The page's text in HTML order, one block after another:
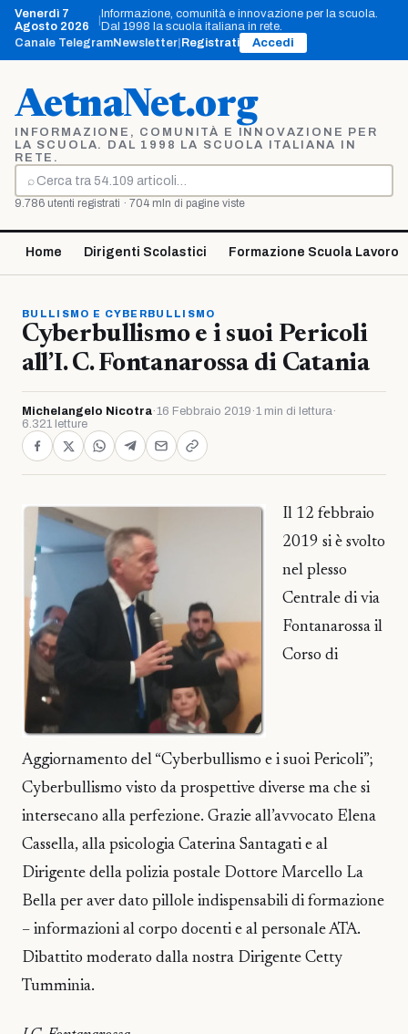
Vai
contenuto
Venerdì 7
Agosto 2026
Informazione, comunità e innovazione per la scuola.
Dal 1998 la scuola italiana in rete.
Canale TelegramNewsletter Registrati Accedi
AetnaNet.org
INFORMAZIONE, COMUNITÀ E INNOVAZIONE PER
LA SCUOLA. DAL 1998 LA SCUOLA ITALIANA IN
RETE.
⌕
Cerca
9.786 utenti registrati · 704 mln di pagine viste
Home Dirigenti Scolastici Formazione Scuola Lavoro
BULLISMO E CYBERBULLISMO
Cyberbullismo e i suoi Pericoli
all’I. C. Fontanarossa di Catania
Michelangelo Nicotra·16 Febbraio 2019 ·1 min di lettura·
6.321 letture
Il 12 febbraio
2019 si è svolto
nel plesso
Centrale di via
Fontanarossa il
Corso di
Aggiornamento del “Cyberbullismo e i suoi Pericoli”;
Cyberbullismo visto da prospettive diverse ma che si
intersecano alla perfezione. Grazie all’avvocato Elena
Cassella, alla psicologia Caterina Santagati e al
Dirigente della polizia postale Dottore Marcello La
Bella per aver dato pillole indispensabili di formazione
– informazioni al corpo docenti e al personale ATA.
Dibattito moderato dalla nostra Dirigente Cetty
Tumminia.